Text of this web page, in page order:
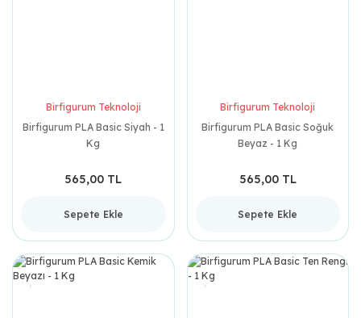
Birfigurum Teknoloji
Birfigurum PLA Basic Siyah - 1
Kg
565,00 TL
Sepete Ekle
Birfigurum Teknoloji
Birfigurum PLA Basic Soğuk
Beyaz - 1 Kg
565,00 TL
Sepete Ekle